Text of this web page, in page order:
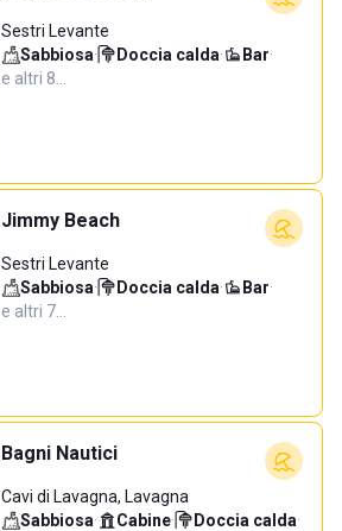
Sestri Levante
Sabbiosa· Doccia calda· Bar·
e altri 8…
Jimmy Beach
Sestri Levante
Sabbiosa· Doccia calda· Bar·
e altri 7…
Bagni Nautici
Cavi di Lavagna, Lavagna
Sabbiosa· Cabine· Doccia calda·